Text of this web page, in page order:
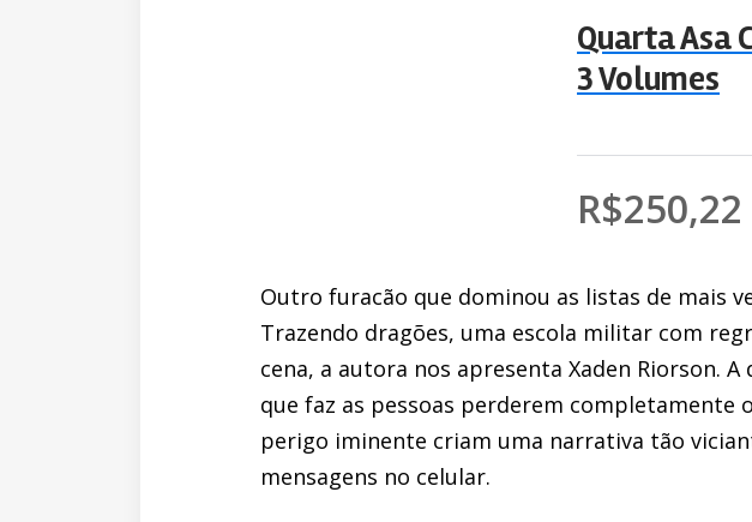
Quarta Asa
3 Volumes
R$250,22
Outro furacão que dominou as listas de mais
Trazendo dragões, uma escola militar com
cena, a autora nos apresenta Xaden Riorson.
que faz as pessoas perderem completamente
perigo iminente criam uma narrativa tão
mensagens no celular.